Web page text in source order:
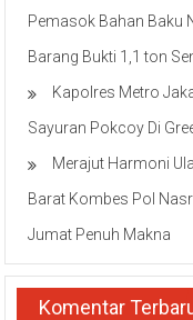
Pemasok Bahan Baku
Barang Bukti 1,1 ton
Kapolres Metro
Sayuran Pokcoy Di
Merajut Harmoni
Barat Kombes Pol
Jumat Penuh Makna
Komentar